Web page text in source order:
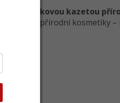
s
dárkovou kazetou
z české přírodní kosmetiky –